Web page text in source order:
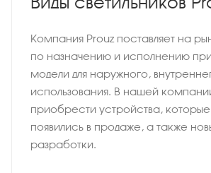
Компания Prouz поставляет на
по назначению и исполнению
модели для наружного,
использования. В нашей
приобрести устройства,
появились в продаже, а также
разработки.